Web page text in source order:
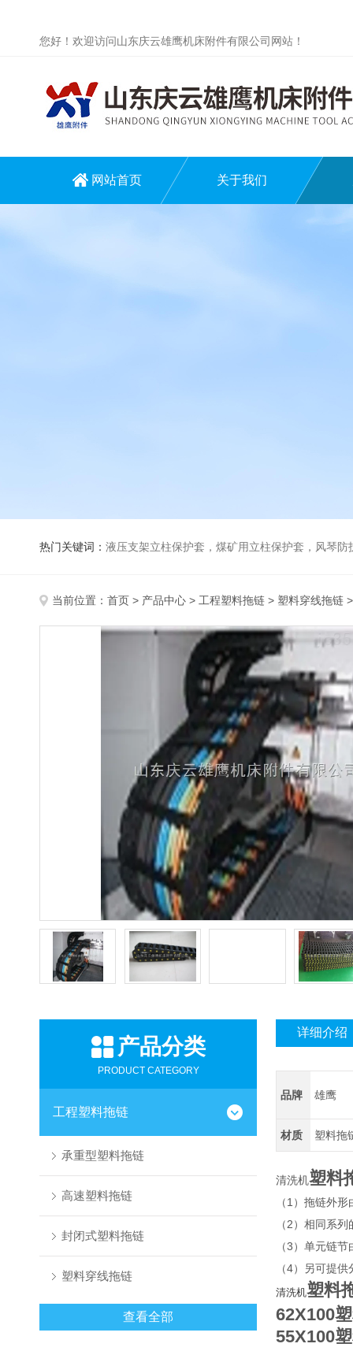
您好！欢迎访问山东庆云雄鹰机床附件有限公司网站！
网站首页 关于我们
热门关键词： 液压支架立柱保护套，煤矿用立柱保护套，风琴
当前位置： 首页 > 产品中心 > 工程塑料拖链 > 塑料穿线拖链
产品分类
PRODUCT CATEGORY
工程塑料拖链
承重型塑料拖链
高速塑料拖链
封闭式塑料拖链
塑料穿线拖链
查看全部
详细介绍
品牌 雄鹰
材质 塑料拖
清洗机塑料
（1）拖链外
（2）相同系
（3）单元链
（4）另可提
清洗机塑料
62X100
55X100